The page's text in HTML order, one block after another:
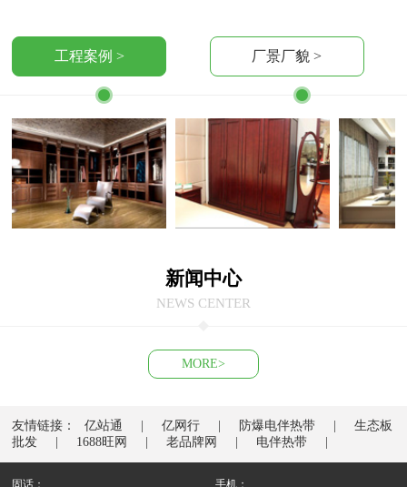
工程案例 > 厂景厂貌 >
新闻中心
NEWS CENTER
MORE>
友情链接： 亿站通 亿网行 防爆电伴热带
生态板
批发
1688旺网 老品牌网 电伴热带
固话： 手机：